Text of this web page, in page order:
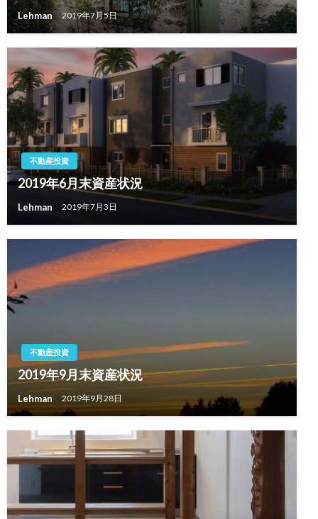
Lehman 2019年7月5日
不動産投資
2019年6月末資産状況
Lehman 2019年7月3日
不動産投資
2019年9月末資産状況
Lehman 2019年9月28日